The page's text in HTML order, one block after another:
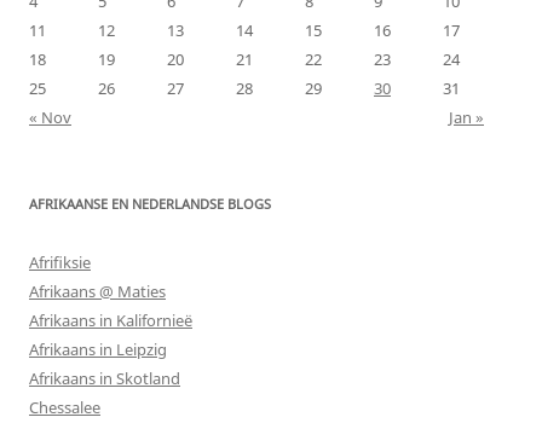
11
12 13 14 15 16
17
18
19 20 21 22 23
24
25
26 27 28 29 30
31
« Nov
Jan »
AFRIKAANSE EN NEDERLANDSE BLOGS
Afrifiksie
Afrikaans @ Maties
Afrikaans in Kalifornieë
Afrikaans in Leipzig
Afrikaans in Skotland
Chessalee